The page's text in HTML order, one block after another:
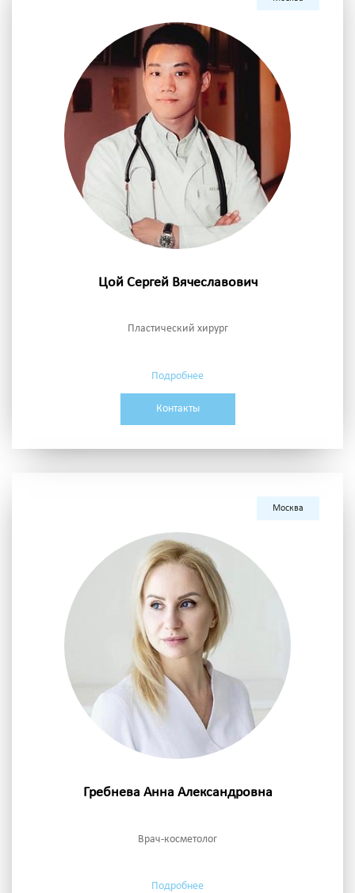
Цой Сергей Вячеславович
Пластический хирург
Подробнее
Контакты
Москва
Гребнева Анна Александровна
Врач-косметолог
Подробнее